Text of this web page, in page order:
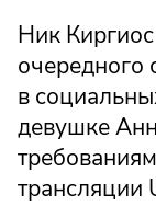
Ник
очередного
в
девушке
трансляции